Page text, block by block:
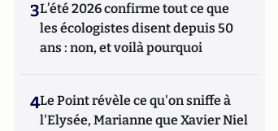
3L’été 2026 confirme tout ce que
les écologistes disent depuis 50
ans : non, et voilà pourquoi
4Le Point révèle ce qu'on sniffe à
l'Elysée, Marianne que Xavier Niel